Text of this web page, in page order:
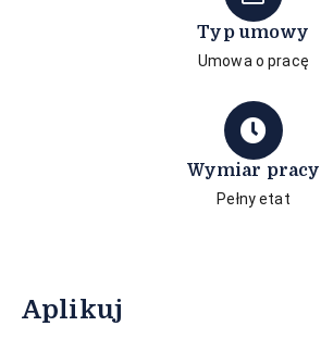
Typ umowy
Umowa o pracę
Wymiar pracy
Pełny etat
Aplikuj